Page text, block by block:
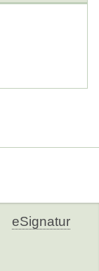
eSignatur